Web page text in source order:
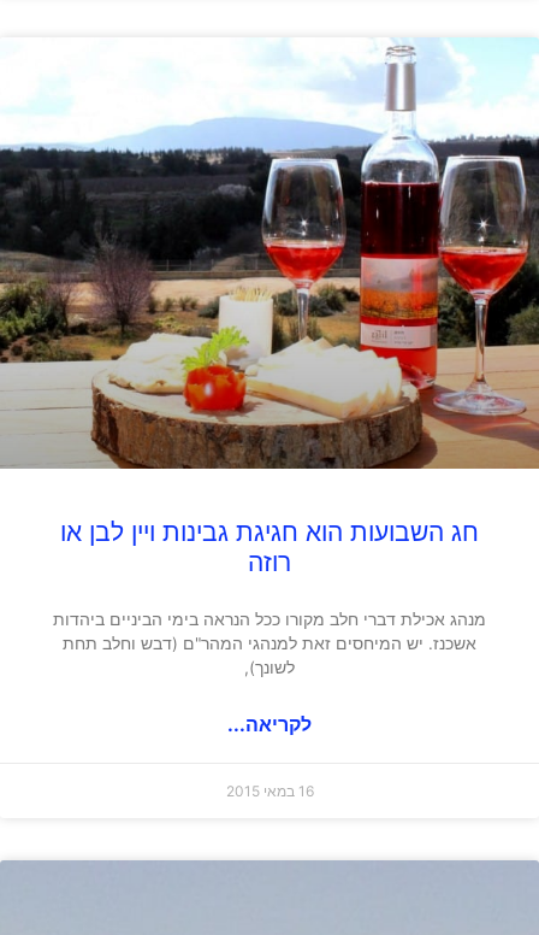
חג השבועות הוא חגיגת גבינות ויין לבן או
רוזה
מנהג אכילת דברי חלב מקורו ככל הנראה בימי הביניים ביהדות
אשכנז. יש המיחסים זאת למנהגי המהר"ם (דבש וחלב תחת
לשונך),
לקריאה...
16 במאי 2015